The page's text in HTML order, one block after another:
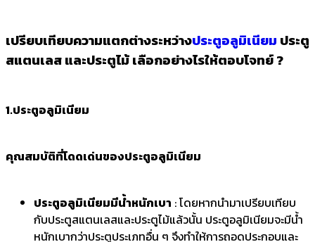
เปรียบเทียบความแตกต่างระหว่างประตูอลูมิเนียม ประตู
สแตนเลส และประตูไม้ เลือกอย่างไรให้ตอบโจทย์ ?
1.ประตูอลูมิเนียม
คุณสมบัติที่โดดเด่นของประตูอลูมิเนียม
ประตูอลูมิเนียมมีน้ำหนักเบา : โดยหากนำมาเปรียบเทียบ
กับประตูสแตนเลสและประตูไม้แล้วนั้น ประตูอลูมิเนียมจะมีน้ำ
หนักเบากว่าประตูประเภทอื่น ๆ จึงทำให้การถอดประกอบและ